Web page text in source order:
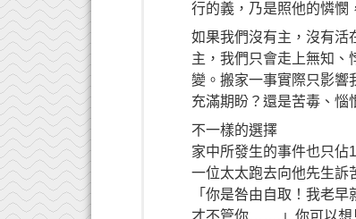
行的義，乃是照他的憐憫
如果我們沒有主，沒有活
主，我們只會走上無知、
變。搬家一事實際只影響
充滿期盼？還是苦毒、惱
不一樣的選擇
家中所發生的事件也只佔
一位太太跑去向他先生訴
「你是咎由自取！我老
才不管你…….」你可以想